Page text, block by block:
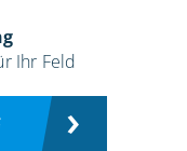
Ihr Feld